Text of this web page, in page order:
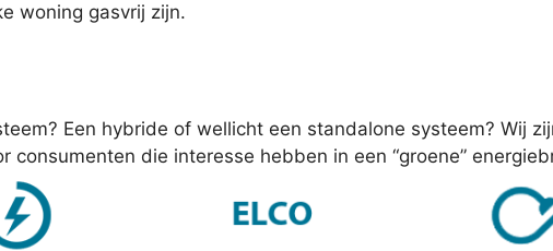
woning gasvrij zijn.
Een hybride of wellicht een standalone systeem? Wij
consumenten die interesse hebben in een “groene”